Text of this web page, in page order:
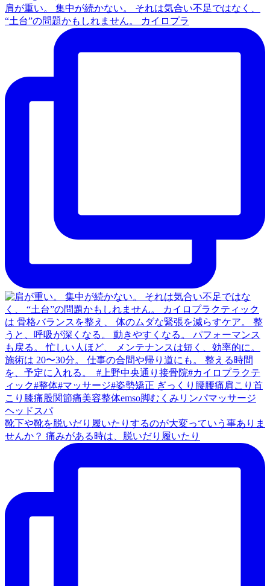
肩が重い。 集中が続かない。 それは気合い不足ではなく、
“土台”の問題かもしれません。 カイロプラ
靴下や靴を脱いだり履いたりするのが大変っていう事ありま
せんか？⁡ ⁡痛みがある時は、脱いだり履いたり